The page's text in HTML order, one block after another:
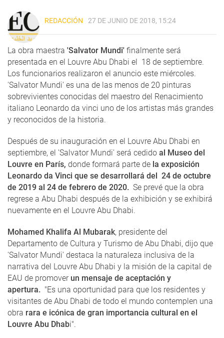
REDACCIÓN 27 DE JUNIO DE 2018, 15:24
La obra maestra 'Salvator Mundi' finalmente será
presentada en el Louvre Abu Dhabi el 18 de septiembre.
Los funcionarios realizaron el anuncio este miércoles.
'Salvator Mundi' es una de las menos de 20 pinturas
sobrevivientes conocidas del maestro del Renacimiento
italiano Leonardo da vinci uno de los artistas más grandes
y reconocidos de la historia.
Después de su inauguración en el Louvre Abu Dhabi en
septiembre, el 'Salvator Mundi' será cedido al Museo del
Louvre en París, donde formará parte de la exposición
Leonardo da Vinci que se desarrollará del 24 de octubre
de 2019 al 24 de febrero de 2020. Se prevé que la obra
regrese a Abu Dhabi después de la exhibición y se exhibirá
nuevamente en el Louvre Abu Dhabi.
Mohamed Khalifa Al Mubarak, presidente del
Departamento de Cultura y Turismo de Abu Dhabi, dijo que
'Salvator Mundi' destaca la naturaleza inclusiva de la
narrativa del Louvre Abu Dhabi y la misión de la capital de
EAU de promover un mensaje de aceptación y
apertura. "Es una oportunidad para que los residentes y
visitantes de Abu Dhabi de todo el mundo contemplen una
obra rara e icónica de gran importancia cultural en el
Louvre Abu Dhabi".